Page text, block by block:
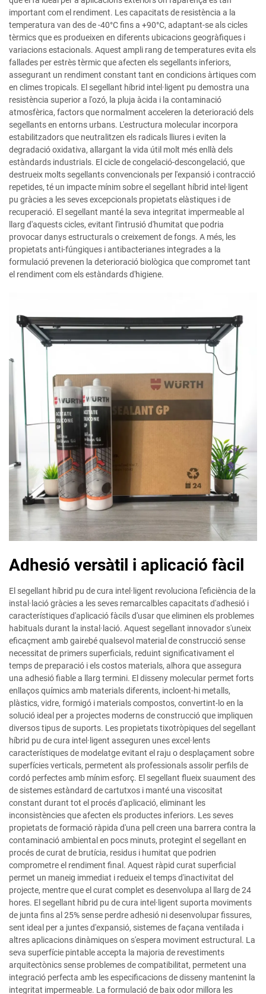
important com el rendiment. Les capacitats de resistència a la
temperatura van des de -40°C fins a +90°C, adaptant-se als cicles
tèrmics que es produeixen en diferents ubicacions geogràfiques i
variacions estacionals. Aquest ampli rang de temperatures evita els
fallades per estrès tèrmic que afecten els segellants inferiors,
assegurant un rendiment constant tant en condicions àrtiques com
en climes tropicals. El segellant híbrid intel·ligent pu demostra una
resistència superior a l'ozó, la pluja àcida i la contaminació
atmosfèrica, factors que normalment acceleren la deterioració dels
segellants en entorns urbans. L'estructura molecular incorpora
estabilitzadors que neutralitzen els radicals lliures i eviten la
degradació oxidativa, allargant la vida útil molt més enllà dels
estàndards industrials. El cicle de congelació-descongelació, que
destrueix molts segellants convencionals per l'expansió i contracció
repetides, té un impacte mínim sobre el segellant híbrid intel·ligent
pu gràcies a les seves excepcionals propietats elàstiques i de
recuperació. El segellant manté la seva integritat impermeable al
llarg d'aquests cicles, evitant l'intrusió d'humitat que podria
provocar danys estructurals o creixement de fongs. A més, les
propietats anti-fúngiques i antibacterianes integrades a la
formulació prevenen la deterioració biològica que compromet tant
el rendiment com els estàndards d'higiene.
Adhesió versàtil i aplicació fàcil
El segellant híbrid pu de cura intel·ligent revoluciona l'eficiència de la
instal·lació gràcies a les seves remarcalbles capacitats d'adhesió i
característiques d'aplicació fàcils d'usar que eliminen els problemes
habituals durant la instal·lació. Aquest segellant innovador s'uneix
eficaçment amb gairebé qualsevol material de construcció sense
necessitat de primers superficials, reduint significativament el
temps de preparació i els costos materials, alhora que assegura
una adhesió fiable a llarg termini. El disseny molecular permet forts
enllaços químics amb materials diferents, incloent-hi metalls,
plàstics, vidre, formigó i materials compostos, convertint-lo en la
solució ideal per a projectes moderns de construcció que impliquen
diversos tipus de suports. Les propietats tixotròpiques del segellant
híbrid pu de cura intel·ligent asseguren unes excel·lents
característiques de modelatge evitant el raju o desplaçament sobre
superfícies verticals, permetent als professionals assolir perfils de
cordó perfectes amb mínim esforç. El segellant flueix suaument des
de sistemes estàndard de cartutxos i manté una viscositat
constant durant tot el procés d'aplicació, eliminant les
inconsistències que afecten els productes inferiors. Les seves
propietats de formació ràpida d'una pell creen una barrera contra la
contaminació ambiental en pocs minuts, protegint el segellant en
procés de curat de brutícia, residus i humitat que podrien
comprometre el rendiment final. Aquest ràpid curat superficial
permet un maneig immediat i redueix el temps d'inactivitat del
projecte, mentre que el curat complet es desenvolupa al llarg de 24
hores. El segellant híbrid pu de cura intel·ligent suporta moviments
de junta fins al 25% sense perdre adhesió ni desenvolupar fissures,
sent ideal per a juntes d'expansió, sistemes de façana ventilada i
altres aplicacions dinàmiques on s'espera moviment estructural. La
seva superfície pintable accepta la majoria de revestiments
arquitectònics sense problemes de compatibilitat, permetent una
integració perfecta amb les especificacions de disseny mantenint la
integritat impermeable. La formulació de baix odor millora les